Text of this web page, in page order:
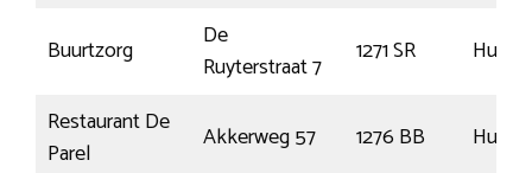
Buurtzorg
De
Ruyterstraat 7
1271 SR
Huizen
Restaurant De
Parel
Akkerweg 57 1276 BB
Huizen